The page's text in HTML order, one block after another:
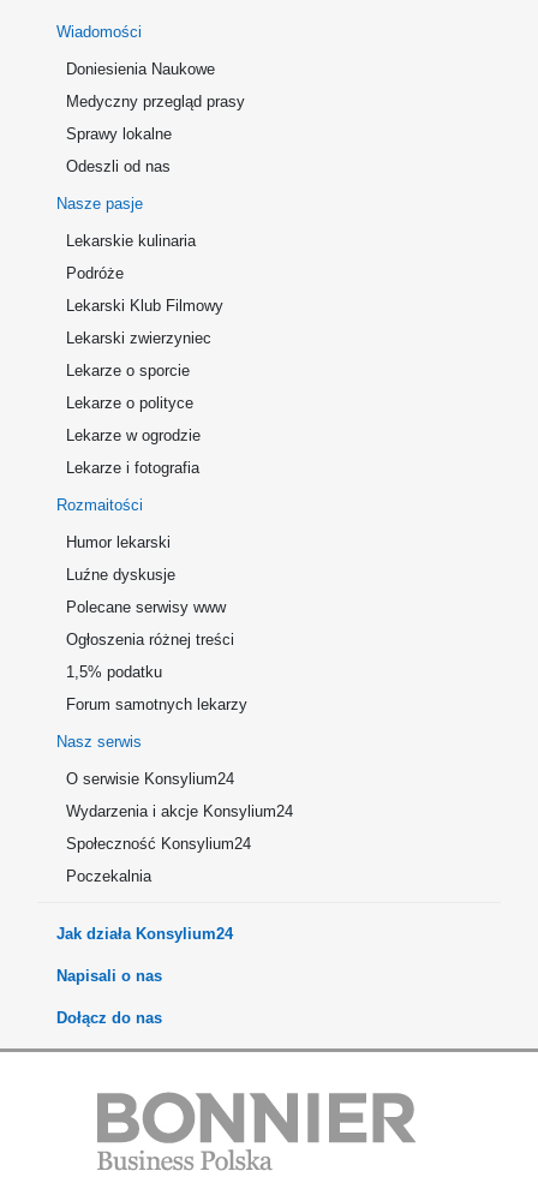
Wiadomości
Doniesienia Naukowe
Medyczny przegląd prasy
Sprawy lokalne
Odeszli od nas
Nasze pasje
Lekarskie kulinaria
Podróże
Lekarski Klub Filmowy
Lekarski zwierzyniec
Lekarze o sporcie
Lekarze o polityce
Lekarze w ogrodzie
Lekarze i fotografia
Rozmaitości
Humor lekarski
Luźne dyskusje
Polecane serwisy www
Ogłoszenia różnej treści
1,5% podatku
Forum samotnych lekarzy
Nasz serwis
O serwisie Konsylium24
Wydarzenia i akcje Konsylium24
Społeczność Konsylium24
Poczekalnia
Jak działa Konsylium24
Napisali o nas
Dołącz do nas